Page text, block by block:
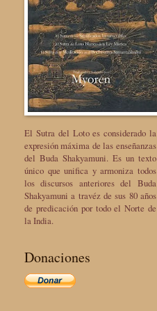
El Sutra del Loto es considerado la
expresión máxima de las enseñanzas
del Buda Shakyamuni. Es un texto
único que unifica y armoniza todos
los discursos anteriores del Buda
Shakyamuni a travéz de sus 80 años
de predicación por todo el Norte de
la India.
Donaciones